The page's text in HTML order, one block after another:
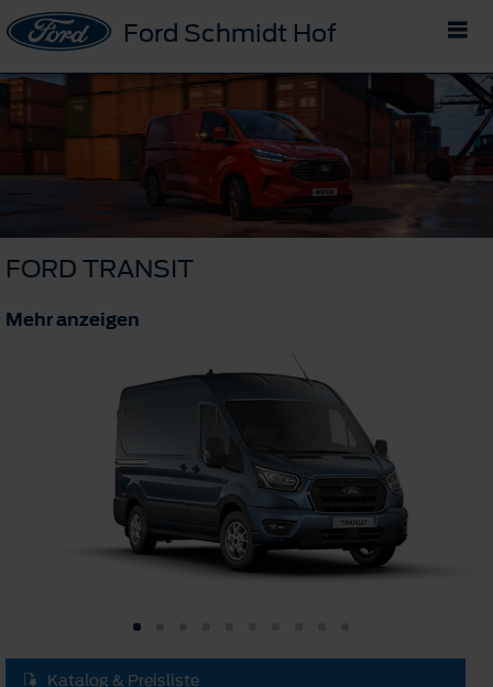
Ford Schmidt Hof
FORD TRANSIT
Mehr anzeigen
Katalog & Preisliste